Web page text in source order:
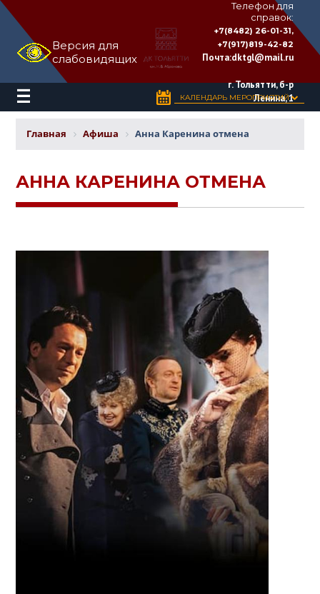
Версия для
слабовидящих
ДВОРЕЦ
КУЛЬТУРЫ
«ТОЛЬЯТТИ»
имени
Телефон для
справок:
+7(8482) 26-01-31,
+7(917)819-42-82
Почта:dktgl@mail.ru
г. Тольятти, б-р
Ленина, 1
КАЛЕНДАРЬ МЕРОПРИЯТИЙ
Главная Афиша Анна Каренина отмена
АННА КАРЕНИНА ОТМЕНА